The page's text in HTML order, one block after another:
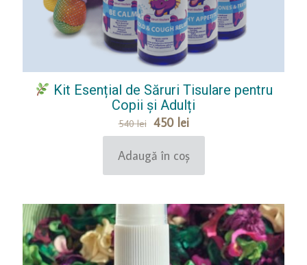
Kit Esențial de Săruri Tisulare pentru
Copii și Adulți
540lei P
r
e
l
450 leiP
r
e
l
c
u
r
Adaugă în coș